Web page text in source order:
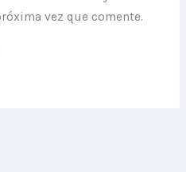
vez que comente.